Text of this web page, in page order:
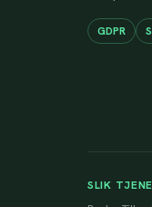
GDPR
SLIK